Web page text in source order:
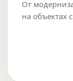
От
на объектах